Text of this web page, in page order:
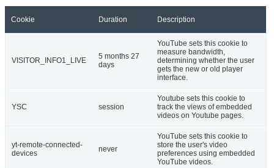
Cookie Duration Description
VISITOR_INFO1_LIVE
5 months 27
days
YouTube sets this cookie to
measure bandwidth,
determining whether the user
gets the new or old player
interface.
YSC session
Youtube sets this cookie to
track the views of embedded
videos on Youtube pages.
yt-remote-connected-
devices
never
YouTube sets this cookie to
store the user's video
preferences using embedded
YouTube videos.